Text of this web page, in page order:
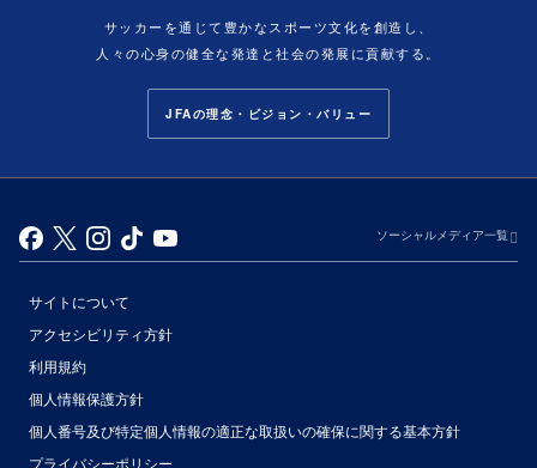
サッカーを通じて豊かなスポーツ文化を創造し、
人々の心身の健全な発達と社会の発展に貢献する。
JFAの理念・ビジョン・バリュー
ソーシャルメディア一覧
サイトについて
アクセシビリティ方針
利用規約
個人情報保護方針
個人番号及び特定個人情報の適正な取扱いの確保に関する基本方針
プライバシーポリシー